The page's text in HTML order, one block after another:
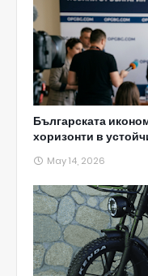
Българската
хоризонти в
May 14, 2026